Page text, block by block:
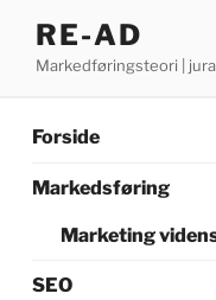
indhold
RE-AD
Markedføringsteori |
Forside
Markedsføring
Marketing
SEO